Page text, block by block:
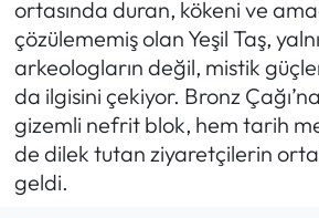
ortasında duran, kökeni ve
çözülememiş olan Yeşil Taş,
arkeologların değil, mistik
da ilgisini çekiyor. Bronz
gizemli nefrit blok, hem tarih
de dilek tutan ziyaretçilerin
geldi.
Çorum Son Dakika Haberleri
Dodurga Haberleri
Eğitim
Ekonomi
Son Dakika Haberleri
Haber Arşivi